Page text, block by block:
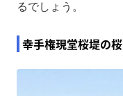
るでしょう。
幸手権現堂桜堤の桜